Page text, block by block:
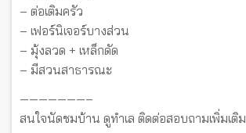
– ต่อเติมครัว
– เฟอร์นิเจอร์บางส่วน
– มุ้งลวด + เหล็กดัด
– มีสวนสาธารณะ
———————–
สนใจนัดชมบ้าน ดูทำเล ติดต่อสอบถามเพิ่มเติม